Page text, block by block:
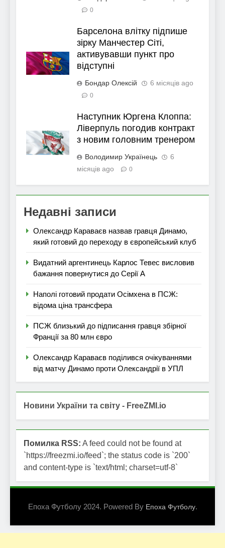
0
Барселона влітку підпише
зірку Манчестер Сіті,
активувавши пункт про
відступні
Бондар Олексій 6 місяців ago
0
Наступник Юргена Клоппа:
Ліверпуль погодив контракт
з новим головним тренером
Володимир Українець
6
місяців ago
0
Недавні записи
Олександр Караваєв назвав гравця Динамо,
який готовий до переходу в європейський клуб
Видатний аргентинець Карлос Тевес висловив
бажання повернутися до Серії А
Наполі готовий продати Осімхена в ПСЖ:
відома ціна трансфера
ПСЖ близький до підписання гравця збірної
Франції за 80 млн євро
Олександр Караваєв поділився очікуваннями
від матчу Динамо проти Олександрії в УПЛ
Новини України та світу - FreeZMI.io
Помилка RSS: A feed could not be found at
`https://freezmi.io/feed`; the status code is `200`
and content-type is `text/html; charset=utf-8`
Епоха Футболу 2024. Powered By Епоха Футболу.